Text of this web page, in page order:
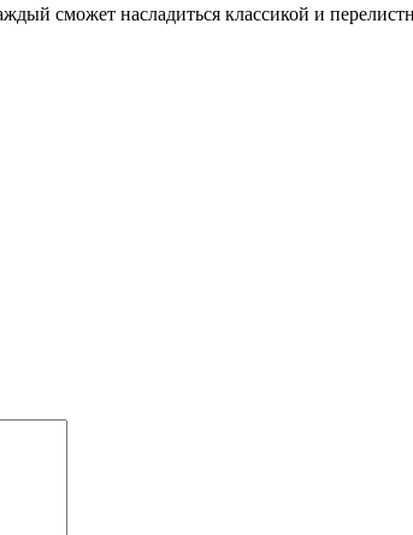
сможет насладиться классикой и